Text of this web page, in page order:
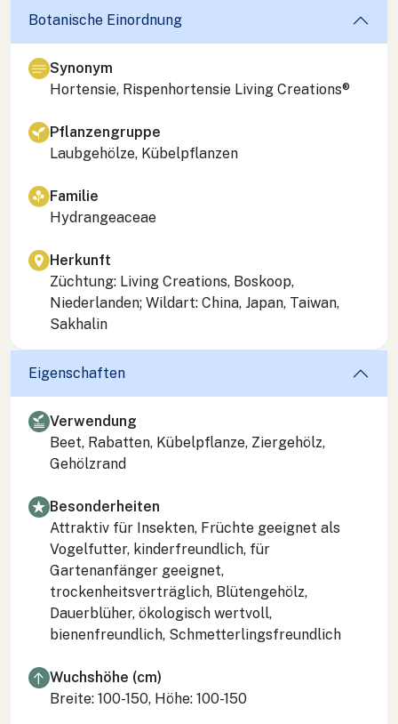
Botanische Einordnung
Synonym
Hortensie, Rispenhortensie Living Creations®
Pflanzengruppe
Laubgehölze, Kübelpflanzen
Familie
Hydrangeaceae
Herkunft
Züchtung: Living Creations, Boskoop,
Niederlanden; Wildart: China, Japan, Taiwan,
Sakhalin
Eigenschaften
Verwendung
Beet, Rabatten, Kübelpflanze, Ziergehölz,
Gehölzrand
Besonderheiten
Attraktiv für Insekten, Früchte geeignet als
Vogelfutter, kinderfreundlich, für
Gartenanfänger geeignet,
trockenheitsverträglich, Blütengehölz,
Dauerblüher, ökologisch wertvoll,
bienenfreundlich, Schmetterlingsfreundlich
Wuchshöhe (cm)
Breite: 100-150, Höhe: 100-150